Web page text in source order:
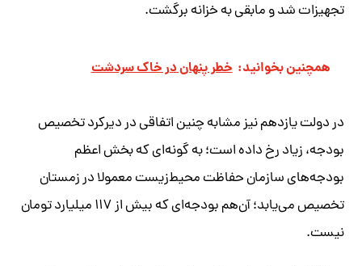
تجهیزات شد و مابقی به خزانه برگشت.
همچنین بخوانید: خطر پنهان در خاک سردشت
در دولت یازدهم نیز مشابه چنین اتفاقی در دیرکرد تخصیص
بودجه، زیاد رخ داده است؛ به گونه‌ای که بخش اعظم
بودجه‌های سازمان حفاظت محیط‌زیست معمولا در زمستان
تخصیص می‌یابد؛ آن‌هم بودجه‌ای که بیش از ۱۱۷ میلیارد تومان
نیست.